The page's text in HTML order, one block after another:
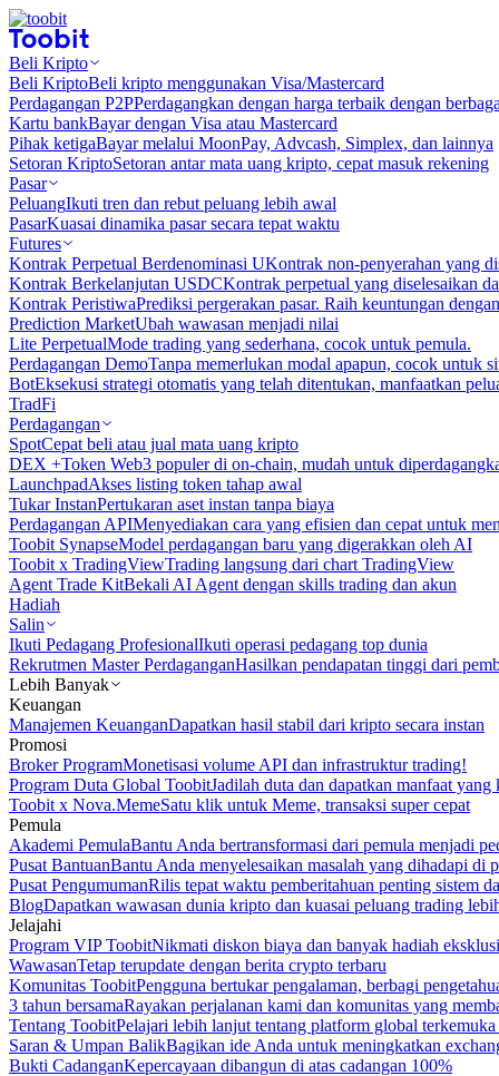
Beli Kripto
Beli KriptoBeli kripto menggunakan Visa/Mastercard
Perdagangan P2PPerdagangkan dengan harga terbaik dengan
Kartu bankBayar dengan Visa atau Mastercard
Pihak ketigaBayar melalui MoonPay, Advcash, Simplex, dan lainnya
Setoran KriptoSetoran antar mata uang kripto, cepat masuk rekening
Pasar
PeluangIkuti tren dan rebut peluang lebih awal
PasarKuasai dinamika pasar secara tepat waktu
Futures
Kontrak Perpetual Berdenominasi UKontrak non-penyerahan yang
Kontrak Berkelanjutan USDCKontrak perpetual yang diselesaikan
Kontrak PeristiwaPrediksi pergerakan pasar. Raih keuntungan
Prediction MarketUbah wawasan menjadi nilai
Lite PerpetualMode trading yang sederhana, cocok untuk pemula.
Perdagangan DemoTanpa memerlukan modal apapun, cocok untuk
BotEksekusi strategi otomatis yang telah ditentukan, manfaatkan
TradFi
Perdagangan
SpotCepat beli atau jual mata uang kripto
DEX +Token Web3 populer di on-chain, mudah untuk
LaunchpadAkses listing token tahap awal
Tukar InstanPertukaran aset instan tanpa biaya
Perdagangan APIMenyediakan cara yang efisien dan cepat untuk
Toobit SynapseModel perdagangan baru yang digerakkan oleh AI
Toobit x TradingViewTrading langsung dari chart TradingView
Agent Trade KitBekali AI Agent dengan skills trading dan akun
Hadiah
Salin
Ikuti Pedagang ProfesionalIkuti operasi pedagang top dunia
Rekrutmen Master PerdaganganHasilkan pendapatan tinggi dari
Lebih Banyak
Keuangan
Manajemen KeuanganDapatkan hasil stabil dari kripto secara instan
Promosi
Broker ProgramMonetisasi volume API dan infrastruktur trading!
Program Duta Global ToobitJadilah duta dan dapatkan manfaat
Toobit x Nova.MemeSatu klik untuk Meme, transaksi super cepat
Pemula
Akademi PemulaBantu Anda bertransformasi dari pemula menjadi
Pusat BantuanBantu Anda menyelesaikan masalah yang dihadapi di
Pusat PengumumanRilis tepat waktu pemberitahuan penting sistem
BlogDapatkan wawasan dunia kripto dan kuasai peluang trading
Jelajahi
Program VIP ToobitNikmati diskon biaya dan banyak hadiah
WawasanTetap terupdate dengan berita crypto terbaru
Komunitas ToobitPengguna bertukar pengalaman, berbagi
3 tahun bersamaRayakan perjalanan kami dan komunitas yang
Tentang ToobitPelajari lebih lanjut tentang platform global
Saran & Umpan BalikBagikan ide Anda untuk meningkatkan
Bukti CadanganKepercayaan dibangun di atas cadangan 100%